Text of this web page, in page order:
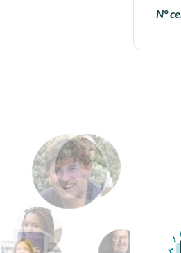
N°